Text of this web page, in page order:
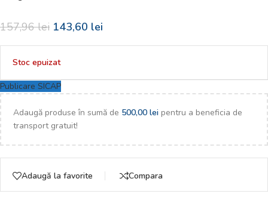
157,96lei 143,60 lei
Stoc epuizat
Publicare SICAP
Adaugă produse în sumă de 500,00 lei pentru a beneficia de
transport gratuit!
Adaugă la favorite Compara